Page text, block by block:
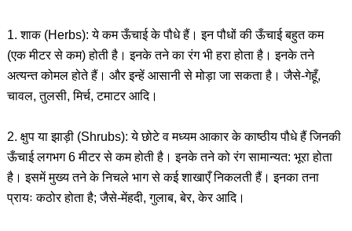
1. शाक (Herbs): ये कम ऊँचाई के पौधे हैं। इन पौधों की ऊँचाई बहुत कम
(एक मीटर से कम) होती है। इनके तने का रंग भी हरा होता है। इनके तने
अत्यन्त कोमल होते हैं। और इन्हें आसानी से मोड़ा जा सकता है। जैसे-गेहूँ,
चावल, तुलसी, मिर्च, टमाटर आदि।
2. क्षुप या झाड़ी (Shrubs): ये छोटे व मध्यम आकार के काष्ठीय पौधे हैं जिनकी
ऊँचाई लगभग 6 मीटर से कम होती है। इनके तने को रंग सामान्यत: भूरा होता
है। इसमें मुख्य तने के निचले भाग से कई शाखाएँ निकलती हैं। इनका तना
प्रायः कठोर होता है; जैसे-मेंहदी, गुलाब, बेर, केर आदि।